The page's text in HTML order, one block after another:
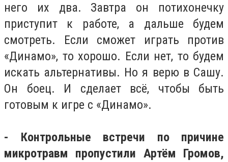
него их два. Завтра он потихонечку
приступит к работе, а дальше будем
смотреть. Если сможет играть против
«Динамо», то хорошо. Если нет, то будем
искать альтернативы. Но я верю в Сашу.
Он боец. И сделает всё, чтобы быть
готовым к игре с «Динамо».
- Контрольные встречи по причине
микротравм пропустили Артём Громов,